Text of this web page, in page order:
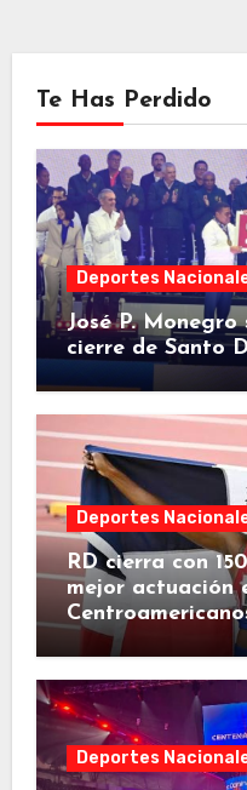
Te Has Perdido
Deportes
José P. Monegro
cierre de Santo
Deportes
RD cierra con
mejor actuación
Deportes